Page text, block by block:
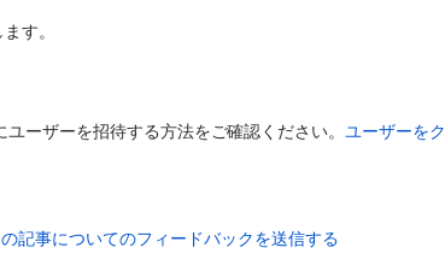
す。
ーザーを招待する方法をご確認ください。ユーザーをク
記事についてのフィードバックを送信する